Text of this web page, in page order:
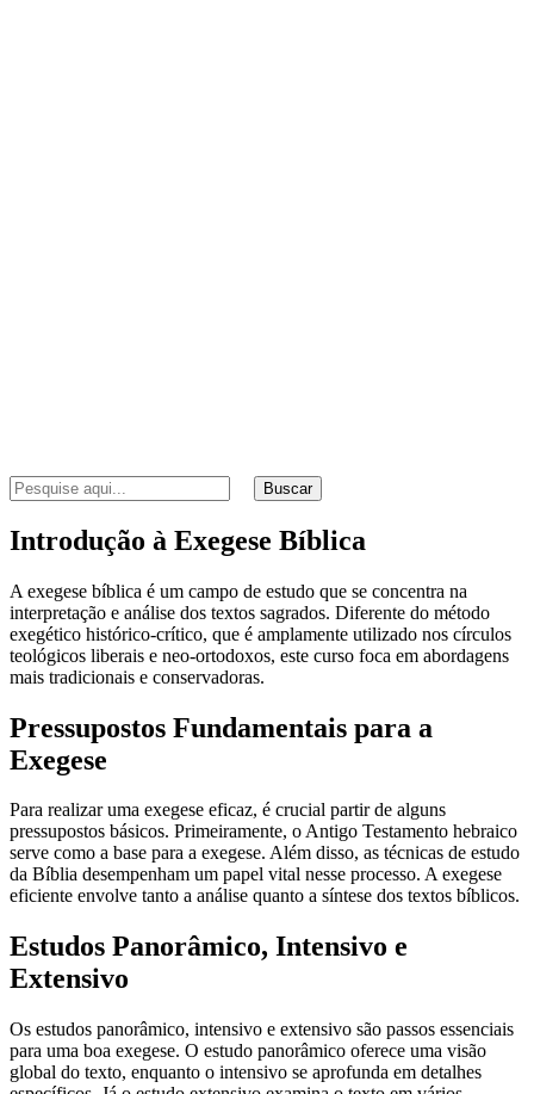
Buscar
Introdução à Exegese Bíblica
A exegese bíblica é um campo de estudo que se concentra na
interpretação e análise dos textos sagrados. Diferente do método
exegético histórico-crítico, que é amplamente utilizado nos círculos
teológicos liberais e neo-ortodoxos, este curso foca em abordagens
mais tradicionais e conservadoras.
Pressupostos Fundamentais para a
Exegese
Para realizar uma exegese eficaz, é crucial partir de alguns
pressupostos básicos. Primeiramente, o Antigo Testamento hebraico
serve como a base para a exegese. Além disso, as técnicas de estudo
da Bíblia desempenham um papel vital nesse processo. A exegese
eficiente envolve tanto a análise quanto a síntese dos textos bíblicos.
Estudos Panorâmico, Intensivo e
Extensivo
Os estudos panorâmico, intensivo e extensivo são passos essenciais
para uma boa exegese. O estudo panorâmico oferece uma visão
global do texto, enquanto o intensivo se aprofunda em detalhes